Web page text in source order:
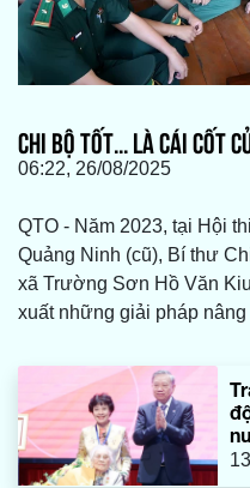
CHI BỘ TỐT... LÀ CÁI CỐT
06:22, 26/08/2025
QTO - Năm 2023, tại Hội
Quảng Ninh (cũ), Bí thư
xã Trường Sơn Hồ Văn
xuất những giải pháp
lý luận, anh Hồ Văn Kiu đã
bản Cây Sú, giúp chi bộ
thi đua.